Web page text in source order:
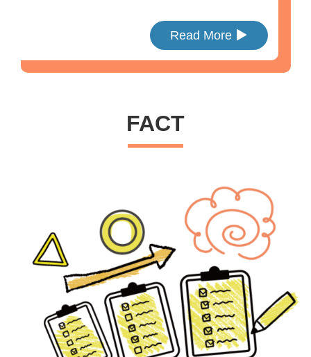
Read More ▶︎
FACT